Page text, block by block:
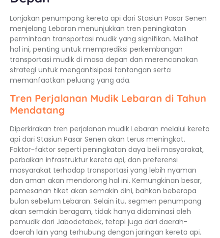
Lonjakan penumpang kereta api dari Stasiun Pasar Senen
menjelang Lebaran menunjukkan tren peningkatan
permintaan transportasi mudik yang signifikan. Melihat
hal ini, penting untuk memprediksi perkembangan
transportasi mudik di masa depan dan merencanakan
strategi untuk mengantisipasi tantangan serta
memanfaatkan peluang yang ada.
Tren Perjalanan Mudik Lebaran di Tahun
Mendatang
Diperkirakan tren perjalanan mudik Lebaran melalui kereta
api dari Stasiun Pasar Senen akan terus meningkat.
Faktor-faktor seperti peningkatan daya beli masyarakat,
perbaikan infrastruktur kereta api, dan preferensi
masyarakat terhadap transportasi yang lebih nyaman
dan aman akan mendorong hal ini. Kemungkinan besar,
pemesanan tiket akan semakin dini, bahkan beberapa
bulan sebelum Lebaran. Selain itu, segmen penumpang
akan semakin beragam, tidak hanya didominasi oleh
pemudik dari Jabodetabek, tetapi juga dari daerah-
daerah lain yang terhubung dengan jaringan kereta api.